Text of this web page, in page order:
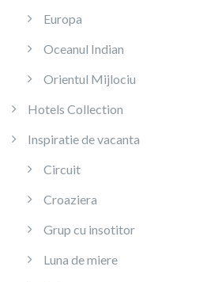
Europa
Oceanul Indian
Orientul Mijlociu
Hotels Collection
Inspiratie de vacanta
Circuit
Croaziera
Grup cu insotitor
Luna de miere